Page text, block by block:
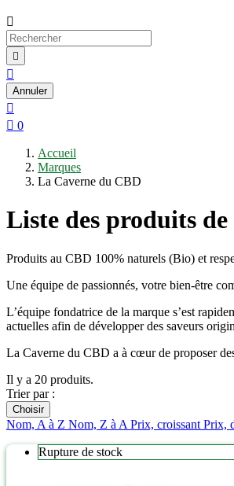



Annuler

 0
Accueil
Marques
La Caverne du CBD
Liste des produits
Produits au CBD 100% naturels (Bio) et
Une équipe de passionnés, votre bien-être
L’équipe fondatrice de la marque s’est
actuelles afin de développer des saveurs
La Caverne du CBD a à cœur de proposer
Il y a 20 produits.
Trier par :
Choisir
Nom, A à Z Nom, Z à A Prix, croissant Prix,
Rupture de stock